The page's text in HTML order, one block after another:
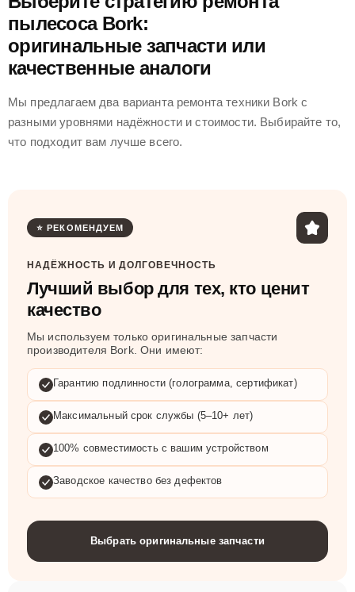
пылесоса Bork:
оригинальные запчасти или
качественные аналоги
Мы предлагаем два варианта ремонта техники Bork с
разными уровнями надёжности и стоимости. Выбирайте то,
что подходит вам лучше всего.
⭐ РЕКОМЕНДУЕМ
НАДЁЖНОСТЬ И ДОЛГОВЕЧНОСТЬ
Лучший выбор для тех, кто ценит
качество
Мы используем только оригинальные запчасти
производителя Bork. Они имеют:
Гарантию подлинности (голограмма, сертификат)
Максимальный срок службы (5–10+ лет)
100% совместимость с вашим устройством
Заводское качество без дефектов
Выбрать оригинальные запчасти